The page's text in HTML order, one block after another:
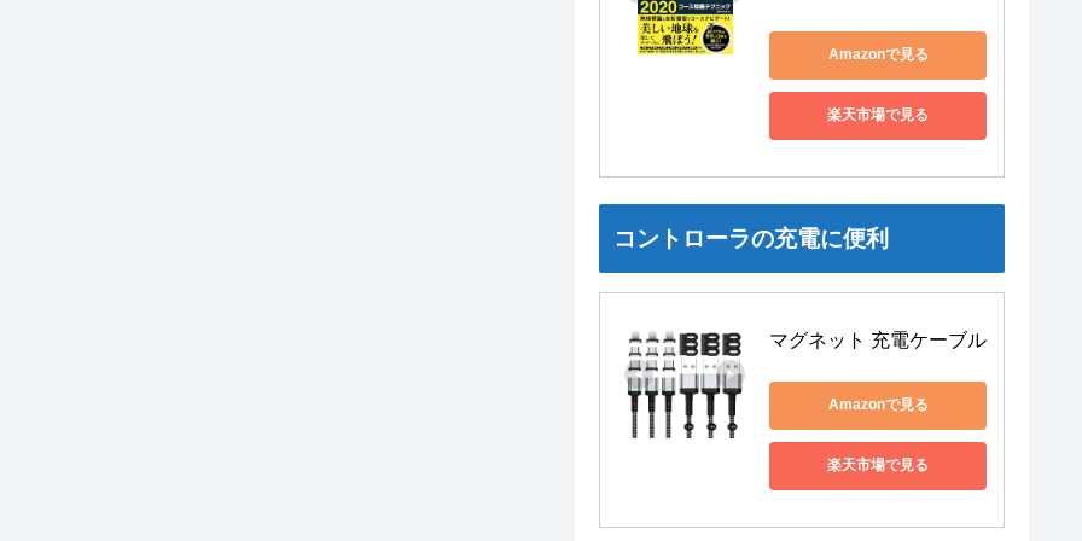
Amazonで見る
楽天市場で見る
コントローラの充電に便利
マグネット 充電ケーブル
Amazonで見る
楽天市場で見る